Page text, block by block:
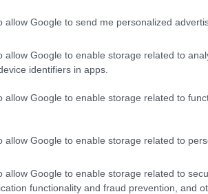
allow Google to send me personalized
allow Google to enable storage related to
identifiers in apps.
allow Google to enable storage related to
allow Google to enable storage related to
allow Google to enable storage related to
functionality and fraud prevention, and